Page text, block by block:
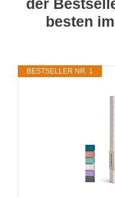
der
besten
BESTSELLER NR. 1